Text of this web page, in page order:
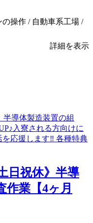
操作 / 自動車系工場 /
詳細を表示
日祝休》半導
作業【4ヶ月